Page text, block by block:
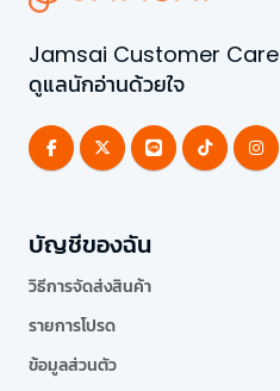
Jamsai Customer Care
ดูแลนักอ่านด้วยใจ
บัญชีของฉัน
วิธีการจัดส่งสินค้า
รายการโปรด
ข้อมูลส่วนตัว